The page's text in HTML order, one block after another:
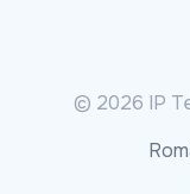
© 2026 IP